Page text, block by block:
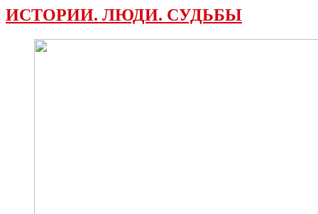
ИСТОРИИ. ЛЮДИ. СУДЬБЫ